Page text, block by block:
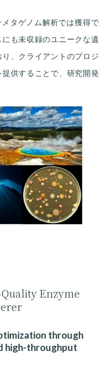
タゲノム解析では獲得で
も未収録のユニークな遺
、クライアントのプロジ
供することで、研究開発
Enzyme
through
high-throughput